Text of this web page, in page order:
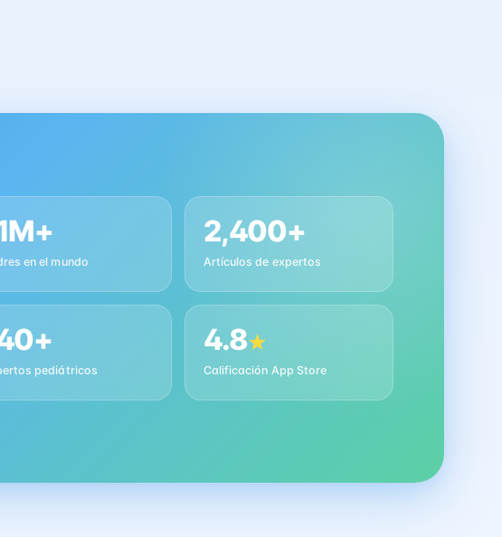
en el mundo
2,400+
Artículos de expertos
pediátricos
4.8★
Calificación App Store